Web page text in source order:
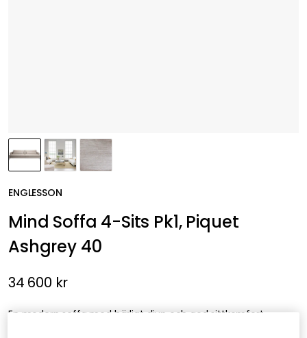
ENGLESSON
Mind Soffa 4-Sits Pk1, Piquet
Ashgrey 40
34 600 kr
En modern soffa med härligt djup och god sittkomfort.